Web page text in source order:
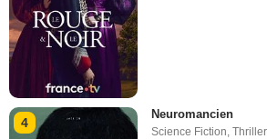
4
Neuromancien
Science Fiction ,Thriller